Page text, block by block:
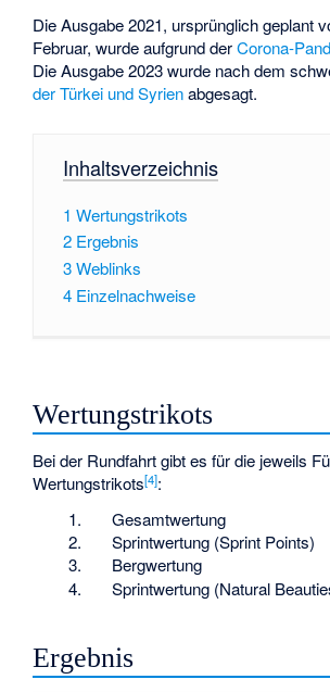
Die Ausgabe 2021, ursprünglich geplant
Februar, wurde aufgrund derCorona-
Die Ausgabe 2023 wurde nach dem
der Türkei und Syrienabgesagt.
Inhaltsverzeichnis
1 Wertungstrikots
2 Ergebnis
3Weblinks
4 Einzelnachweise
Wertungstrikots
Bei der Rundfahrt gibt es für die jeweils
Wertungstrikots[4]:
Gesamtwertung
Sprintwertung (Sprint Points)
Bergwertung
Sprintwertung (Natural
Ergebnis